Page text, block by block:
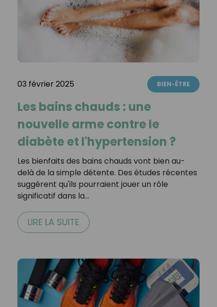
03 février 2025 BIEN-ÊTRE
Les bains chauds : une
nouvelle arme contre le
diabète et l'hypertension ?
Les bienfaits des bains chauds vont bien au-
delà de la simple détente. Des études récentes
suggèrent qu'ils pourraient jouer un rôle
significatif dans la…
LIRE LA SUITE